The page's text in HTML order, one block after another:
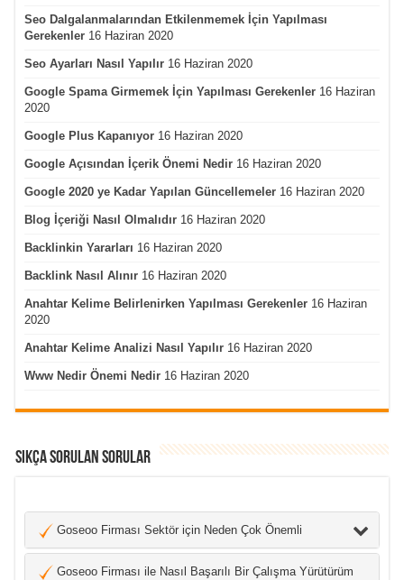
Seo Dalgalanmalarından Etkilenmemek İçin Yapılması
Gerekenler 16 Haziran 2020
Seo Ayarları Nasıl Yapılır 16 Haziran 2020
Google Spama Girmemek İçin Yapılması Gerekenler 16 Haziran
2020
Google Plus Kapanıyor 16 Haziran 2020
Google Açısından İçerik Önemi Nedir 16 Haziran 2020
Google 2020 ye Kadar Yapılan Güncellemeler 16 Haziran 2020
Blog İçeriği Nasıl Olmalıdır 16 Haziran 2020
Backlinkin Yararları 16 Haziran 2020
Backlink Nasıl Alınır 16 Haziran 2020
Anahtar Kelime Belirlenirken Yapılması Gerekenler 16 Haziran
2020
Anahtar Kelime Analizi Nasıl Yapılır 16 Haziran 2020
Www Nedir Önemi Nedir 16 Haziran 2020
Sıkça Sorulan Sorular
Goseoo Firması Sektör için Neden Çok Önemli
Goseoo Firması ile Nasıl Başarılı Bir Çalışma Yürütürüm